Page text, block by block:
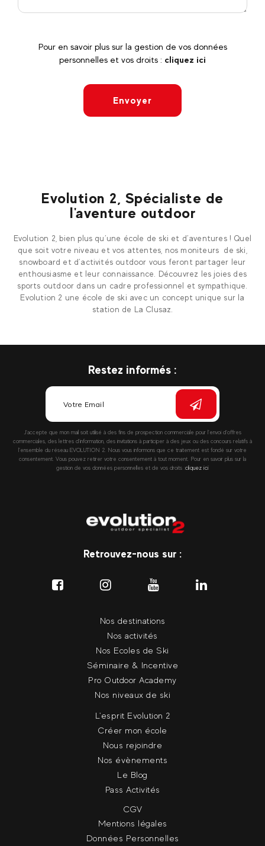
Pour en savoir plus sur la gestion de vos données
personnelles et vos droits : cliquez ici
Envoyer
Evolution 2, Spécialiste de
l'aventure outdoor
Evolution 2, bien plus qu’une école de ski et d’aventures ! Quel
que soit votre niveau et vos attentes, nos moniteurs de ski,
snowboard et d’activités outdoor vous feront partager leur
enthousiasme et leur connaissance. Découvrez les joies des
sports outdoor dans un cadre professionnel et sympathique.
Evolution 2 une école de ski avec un concept unique sur la
station de La Clusaz.
Restez informés :
J’accepte que mon mail soit utilisé à des fins de prospection commerciale pour l’envoi d’offres
commerciales, des lettres d’information, des invitations à participer à des jeux ou des concours relatifs à
l’ensemble du réseau EVOLUTION 2. Nous vous informons que ce traitement est fondé sur votre
consentement. Vous pouvez retirer votre consentement à tout moment. Pour en savoir plus sur la
gestion de vos données personnelles et de vos droits :cliquez ici
Retrouvez-nous sur :
Nos destinations
Nos activités
Nos Ecoles de Ski
Séminaire & Incentive
Pro Outdoor Academy
Nos niveaux de ski
L'esprit Evolution 2
Créer mon école
Nous rejoindre
Nos évènements
Le Blog
Pass Activités
CGV
Mentions légales
Données Personnelles